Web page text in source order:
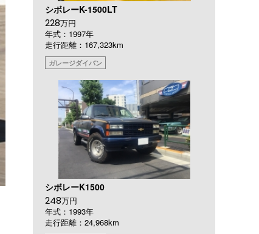
シボレーK-1500LT
228万円
年式：1997年
走行距離：167,323km
ガレージダイバン
シボレーK1500
248万円
年式：1993年
走行距離：24,968km